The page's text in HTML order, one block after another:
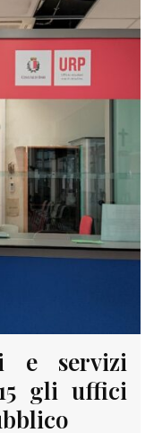
e servizi
gli uffici